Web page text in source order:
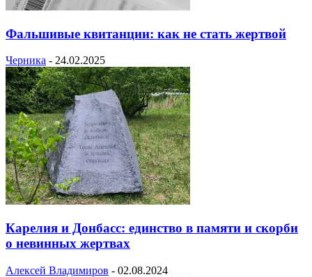
Фальшивые квитанции: как не стать жертвой
Черника - 24.02.2025
Карелия и Донбасс: единство в памяти и скорби
о невинных жертвах
Алексей Владимиров - 02.08.2024